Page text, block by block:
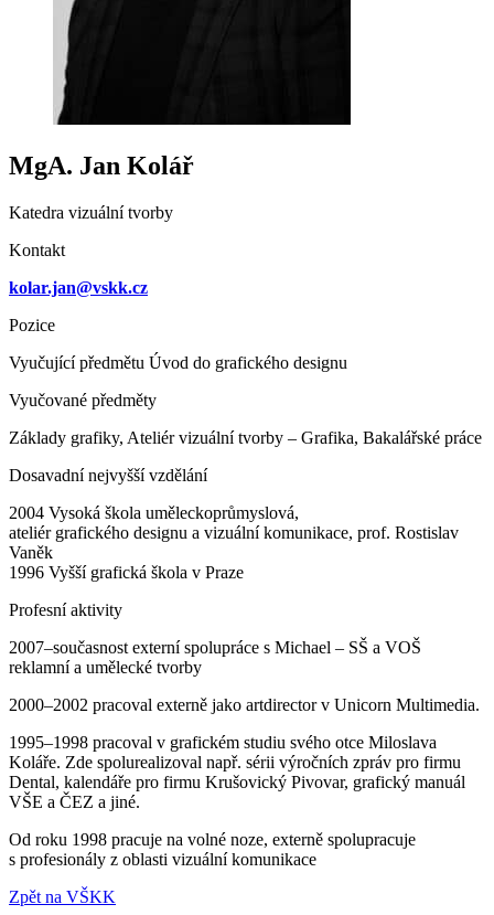
MgA. Jan Kolář
Katedra vizuální tvorby
Kontakt
kolar.jan@vskk.cz
Pozice
Vyučující předmětu Úvod do grafického designu
Vyučované předměty
Základy grafiky, Ateliér vizuální tvorby – Grafika, Bakalářské práce
Dosavadní nejvyšší vzdělání
2004 Vysoká škola uměleckoprůmyslová,
ateliér grafického designu a vizuální komunikace, prof. Rostislav
Vaněk
1996 Vyšší grafická škola v Praze
Profesní aktivity
2007–současnost externí spolupráce s Michael – SŠ a VOŠ
reklamní a umělecké tvorby
2000–2002 pracoval externě jako artdirector v Unicorn Multimedia.
1995–1998 pracoval v grafickém studiu svého otce Miloslava
Koláře. Zde spolurealizoval např. sérii výročních zpráv pro firmu
Dental, kalendáře pro firmu Krušovický Pivovar, grafický manuál
VŠE a ČEZ a jiné.
Od roku 1998 pracuje na volné noze, externě spolupracuje
s profesionály z oblasti vizuální komunikace
Zpět na VŠKK